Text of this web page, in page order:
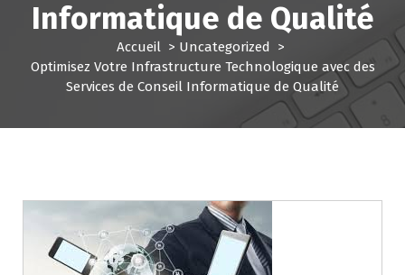
Informatique de Qualité
Accueil > Uncategorized >
Optimisez Votre Infrastructure Technologique avec des
Services de Conseil Informatique de Qualité